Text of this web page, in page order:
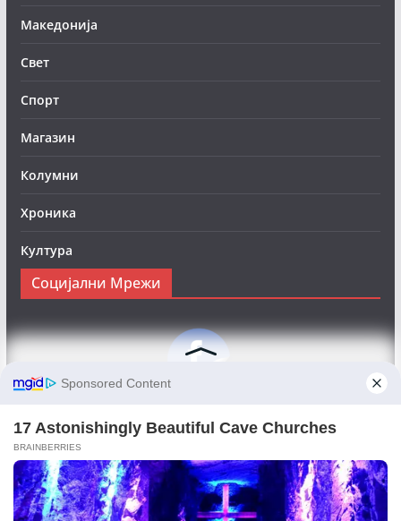
Македонија
Свет
Спорт
Магазин
Колумни
Хроника
Култура
Социјални Мрежи
Следете нè на Фејсбук за да сте во тек со најновите
вести: